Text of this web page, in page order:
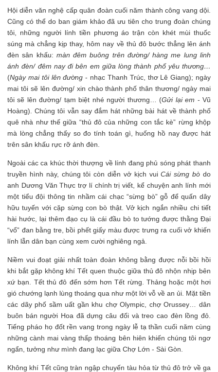
Hội diễn văn nghệ cấp quân đoàn cuối năm thành công vang dội.
Cũng có thể do ban giám khảo đã ưu tiên cho trung đoàn chúng
tôi, những người lính tiền phương áo trận còn khét mùi thuốc
súng mà chẳng kịp thay, hôm nay về thủ đô bước thẳng lên ánh
đèn sân khấu: màn đêm buông trên đường/ hàng me lung linh
ánh đèn/ đêm nay đi bên em giữa lòng thành phố yêu thương…
(Ngày mai tôi lên đường - nhạc Thanh Trúc, thơ Lê Giang); ngày
mai tôi sẽ lên đường/ xin chào thành phố thân thương/ ngày mai
tôi sẽ lên đường/ tạm biệt nhé người thương… (Gửi lại em - Vũ
Hoàng). Chúng tôi vẫn say đắm hát những bài hát về thành phố
quê nhà như thế giữa “thủ đô của những con tắc kè” rừng khộp
mà lòng chẳng thấy so đo tính toán gì, huống hồ nay được hát
trên sân khấu rực rỡ ánh đèn.
Ngoài các ca khúc thời thượng về lính đang phủ sóng phát thanh
truyền hình này, chúng tôi còn diễn vở kịch vuiCái sừng bò do
anh Dương Văn Thực trợ lí chính trị viết, kể chuyện anh lính mới
một tiểu đội thông tin nhầm cái chạc “sừng bò” gỗ để quấn dây
hữu tuyến với cặp sừng con bò thật. Vở kịch ngắn nhiều chi tiết
hài hước, lại thêm đạo cụ là cái đầu bò to tướng được thằng Đại
“vổ” đan bằng tre, bồi phết giấy màu được trưng ra cuối vở khiến
lính lẫn dân bạn cùng xem cười nghiêng ngả.
Niềm vui đoạt giải nhất toàn đoàn không bằng được nỗi bồi hồi
khi bắt gặp không khí Tết quen thuộc giữa thủ đô nhộn nhịp bên
xứ bạn. Tết thủ đô đến sớm hơn Tết rừng. Thảng hoặc một hơi
gió chướng lạnh lùng thoáng qua như một lời vỗ về an ủi. Mặt tiền
các dãy phố sầm uất gần khu chợ Olympic, chợ Orussey… dân
buôn bán người Hoa đã dựng câu đối và treo cao đèn lồng đỏ.
Tiếng pháo họ đốt rền vang trong ngày lễ tạ thần cuối năm cùng
những cành mai vàng thấp thoáng bên hiên khiến chúng tôi ngơ
ngẩn, tưởng như mình đang lạc giữa Chợ Lớn - Sài Gòn.
Không khí Tết cũng tràn ngập chuyến tàu hỏa từ thủ đô trở về ga